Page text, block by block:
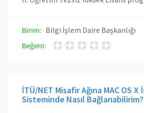
Birim: Bilgi İşlem Daire Başkanlığı
Beğeni:
İTÜ/NET Misafir Ağına MAC OS
Sisteminde Nasıl Bağlanabilirim?